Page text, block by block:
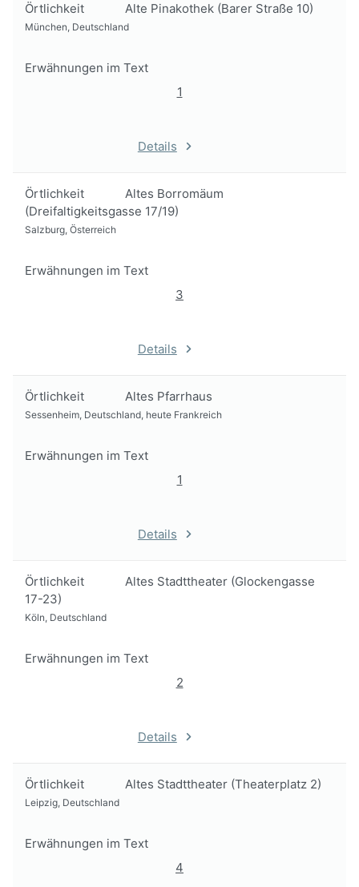
Örtlichkeit Alte Pinakothek (Barer Straße 10)
München, Deutschland
Erwähnungen im Text
1
Details
Örtlichkeit
Altes Borromäum
(Dreifaltigkeitsgasse 17/19)
Salzburg, Österreich
Erwähnungen im Text
3
Details
Örtlichkeit Altes Pfarrhaus
Sessenheim, Deutschland, heute Frankreich
Erwähnungen im Text
1
Details
Örtlichkeit
Altes Stadttheater (Glockengasse
17-23)
Köln, Deutschland
Erwähnungen im Text
2
Details
Örtlichkeit Altes Stadttheater (Theaterplatz 2)
Leipzig, Deutschland
Erwähnungen im Text
4